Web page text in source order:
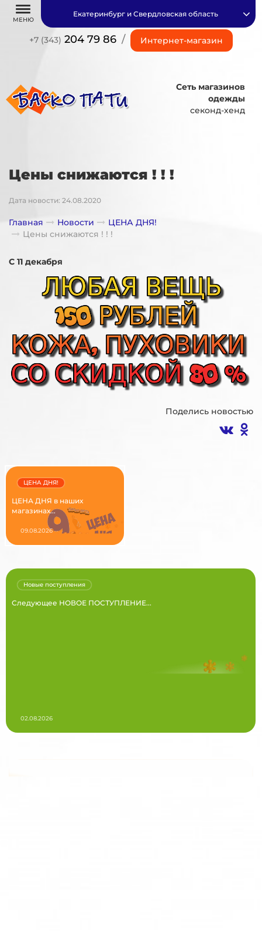
МЕНЮ
+7 (343) 204 79 86 / Интернет-магазин
Екатеринбург и Свердловская область
Сеть магазинов
одежды
секонд-хенд
Цены снижаются ! ! !
Дата новости: 24.08.2020
Главная Новости
ЦЕНА ДНЯ!
Цены снижаются ! ! !
С 11 декабря
Поделись новостью
ЦЕНА ДНЯ в наших
магазинах...
ЦЕНА ДНЯ!
09.08.2026
Следующее НОВОЕ ПОСТУПЛЕНИЕ...
Новые поступления
02.08.2026